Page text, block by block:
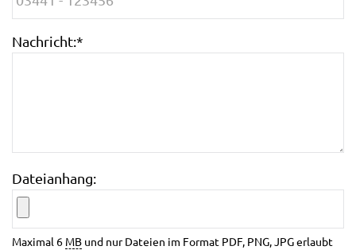
Nachricht:*
Dateianhang:
Maximal 6 MB und nur Dateien im Format PDF, PNG, JPG erlaubt